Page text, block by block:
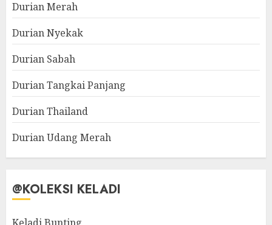
Durian Merah
Durian Nyekak
Durian Sabah
Durian Tangkai Panjang
Durian Thailand
Durian Udang Merah
@KOLEKSI KELADI